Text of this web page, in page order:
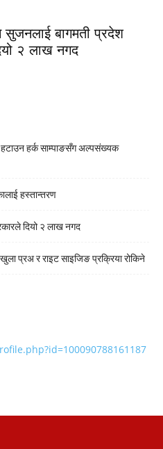
सुजनलाई बागमती प्रदेश
२ लाख नगद
हर्क साम्पाङसँग अल्पसंख्यक
हस्तान्तरण
दियो २ लाख नगद
प्रअ र राइट साइजिङ प्रक्रिया रोकिने